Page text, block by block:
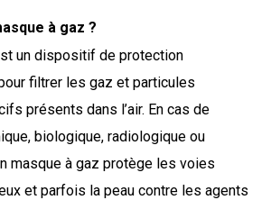
à gaz ?
un dispositif de protection
filtrer les gaz et particules
présents dans l’air. En cas de
biologique, radiologique ou
masque à gaz protège les voies
et parfois la peau contre les agents